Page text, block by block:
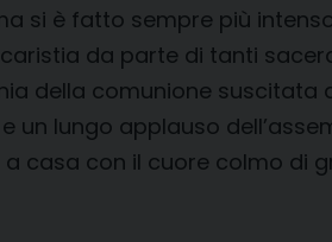
è fatto sempre più
da parte di tanti
della comunione suscitata
lungo applauso
casa con il cuore colmo di